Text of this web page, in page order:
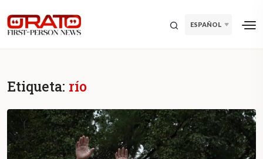
ESPAÑOL
Etiqueta: río